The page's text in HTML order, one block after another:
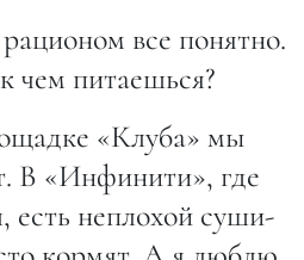
все понятно.
чем питаешься?
«Клуба» мы
В «Инфинити», где
есть неплохой суши-